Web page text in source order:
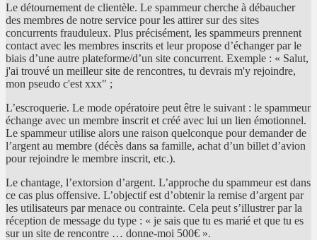
Le détournement de clientèle. Le spammeur cherche à débaucher
des membres de notre service pour les attirer sur des sites
concurrents frauduleux. Plus précisément, les spammeurs prennent
contact avec les membres inscrits et leur propose d’échanger par le
biais d’une autre plateforme/d’un site concurrent. Exemple : « Salut,
j'ai trouvé un meilleur site de rencontres, tu devrais m'y rejoindre,
mon pseudo c'est xxx" ;
L’escroquerie. Le mode opératoire peut être le suivant : le spammeur
échange avec un membre inscrit et créé avec lui un lien émotionnel.
Le spammeur utilise alors une raison quelconque pour demander de
l’argent au membre (décès dans sa famille, achat d’un billet d’avion
pour rejoindre le membre inscrit, etc.).
Le chantage, l’extorsion d’argent. L’approche du spammeur est dans
ce cas plus offensive. L’objectif est d’obtenir la remise d’argent par
les utilisateurs par menace ou contrainte. Cela peut s’illustrer par la
réception de message du type : « je sais que tu es marié et que tu es
sur un site de rencontre … donne-moi 500€ ».